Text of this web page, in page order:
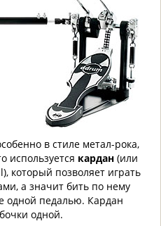
в стиле метал-рока,
используется кардан (или
который позволяет играть
а значит бить по нему
одной педалью. Кардан
одной.